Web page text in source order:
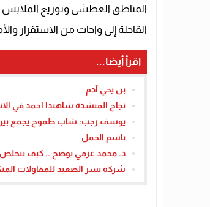
المناطق العطشى وتوزيع الملابس
القاحلة إلى واحات من الاستقرار
اقرأ أيضا...
بن يحي آدم
نجاح المنشدة شاهندا احمد في
يوسف رجب: شاب طموح يجمع بين
باسم الجمل
د. محمد عزمي يوضح .. كيف تتخلص
شركه نسر الصعيد للمقاولات